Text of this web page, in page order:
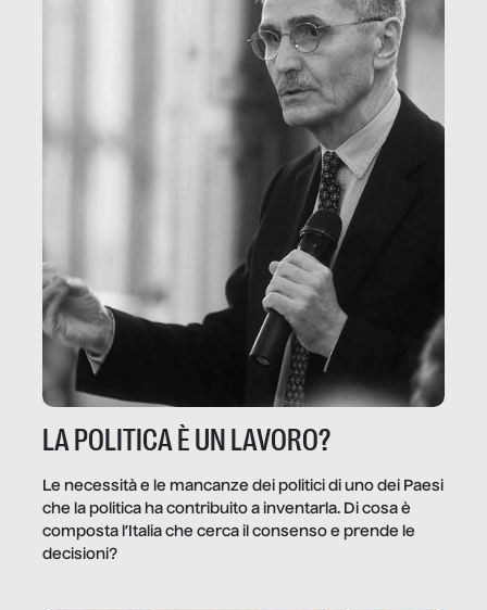
LA POLITICA È UN LAVORO?
Le necessità e le mancanze dei politici di uno dei Paesi
che la politica ha contribuito a inventarla. Di cosa è
composta l’Italia che cerca il consenso e prende le
decisioni?